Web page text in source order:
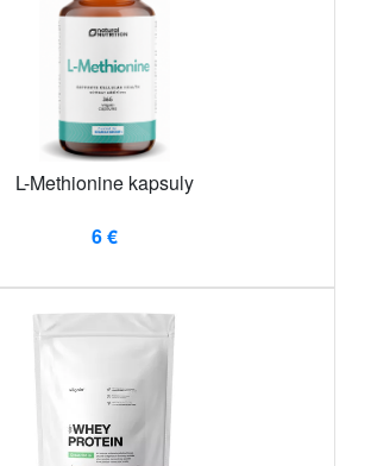
L-Methionine kapsuly
6 €